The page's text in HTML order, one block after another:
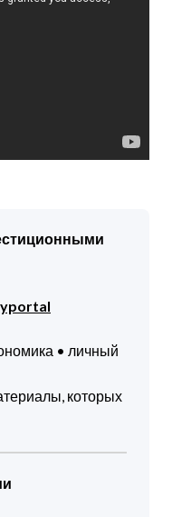
• личный
которых